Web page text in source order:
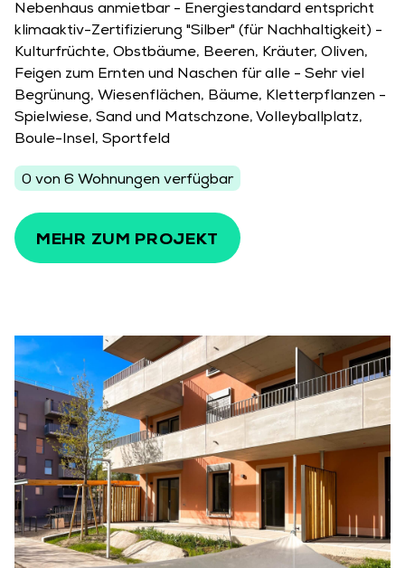
Nebenhaus anmietbar - Energiestandard entspricht
klimaaktiv-Zertifizierung "Silber" (für Nachhaltigkeit) -
Kulturfrüchte, Obstbäume, Beeren, Kräuter, Oliven,
Feigen zum Ernten und Naschen für alle - Sehr viel
Begrünung, Wiesenflächen, Bäume, Kletterpflanzen -
Spielwiese, Sand und Matschzone, Volleyballplatz,
Boule-Insel, Sportfeld
0 von 6 Wohnungen verfügbar
MEHR ZUM PROJEKT